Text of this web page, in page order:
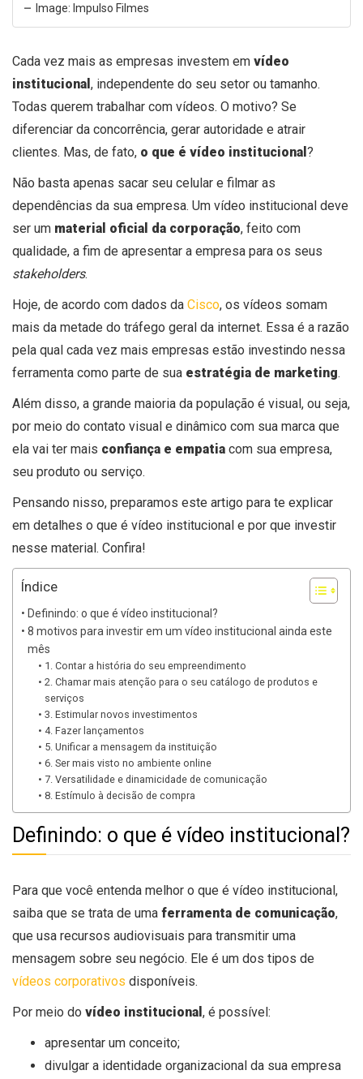
Image: Impulso Filmes
Cada vez mais as empresas investem em vídeo
institucional , independente do seu setor ou tamanho.
Todas querem trabalhar com vídeos. O motivo? Se
diferenciar da concorrência, gerar autoridade e atrair
clientes. Mas, de fato, o que é vídeo institucional ?
Não basta apenas sacar seu celular e filmar as
dependências da sua empresa. Um vídeo institucional deve
ser um material oficial da corporação, feito com
qualidade, a fim de apresentar a empresa para os seus
stakeholders.
Hoje, de acordo com dados da Cisco, os vídeos somam
mais da metade do tráfego geral da internet. Essa é a razão
pela qual cada vez mais empresas estão investindo nessa
ferramenta como parte de sua estratégia de marketing.
Além disso, a grande maioria da população é visual, ou seja,
por meio do contato visual e dinâmico com sua marca que
ela vai ter mais confiança e empatia com sua empresa,
seu produto ou serviço.
Pensando nisso, preparamos este artigo para te explicar
em detalhes o que é vídeo institucional e por que investir
nesse material. Confira!
Índice
Definindo: o que é vídeo institucional?
8 motivos para investir em um vídeo institucional ainda este
mês
1. Contar a história do seu empreendimento
2. Chamar mais atenção para o seu catálogo de produtos e
serviços
3. Estimular novos investimentos
4. Fazer lançamentos
5. Unificar a mensagem da instituição
6. Ser mais visto no ambiente online
7. Versatilidade e dinamicidade de comunicação
8. Estímulo à decisão de compra
Definindo: o que é vídeo institucional?
Para que você entenda melhor o que é vídeo institucional,
saiba que se trata de uma ferramenta de comunicação,
que usa recursos audiovisuais para transmitir uma
mensagem sobre seu negócio. Ele é um dos tipos de
vídeos corporativos disponíveis.
Por meio do vídeo institucional , é possível:
apresentar um conceito;
divulgar a identidade organizacional da sua empresa